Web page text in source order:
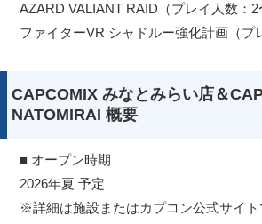
AZARD VALIANT RAID（プレイ人数：2
ファイターVR シャドルー強化計画（プ
CAPCOMIX みなとみらい店＆
NATOMIRAI 概要
■ オープン時期
2026年夏 予定
※詳細は施設またはカプコン公式サイト